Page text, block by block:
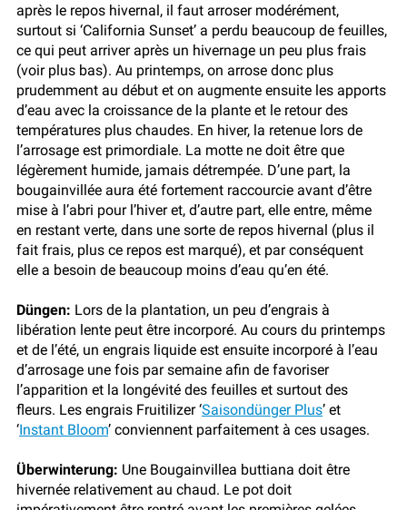
après le repos hivernal, il faut arroser modérément,
surtout si ‘California Sunset’ a perdu beaucoup de feuilles,
ce qui peut arriver après un hivernage un peu plus frais
(voir plus bas). Au printemps, on arrose donc plus
prudemment au début et on augmente ensuite les apports
d’eau avec la croissance de la plante et le retour des
températures plus chaudes. En hiver, la retenue lors de
l’arrosage est primordiale. La motte ne doit être que
légèrement humide, jamais détrempée. D’une part, la
bougainvillée aura été fortement raccourcie avant d’être
mise à l’abri pour l’hiver et, d’autre part, elle entre, même
en restant verte, dans une sorte de repos hivernal (plus il
fait frais, plus ce repos est marqué), et par conséquent
elle a besoin de beaucoup moins d’eau qu’en été.
Düngen: Lors de la plantation, un peu d’engrais à
libération lente peut être incorporé. Au cours du printemps
et de l’été, un engrais liquide est ensuite incorporé à l’eau
d’arrosage une fois par semaine afin de favoriser
l’apparition et la longévité des feuilles et surtout des
fleurs. Les engrais Fruitilizer ‘Saisondünger Plus’ et
‘Instant Bloom’ conviennent parfaitement à ces usages.
Überwinterung: Une Bougainvillea buttiana doit être
hivernée relativement au chaud. Le pot doit